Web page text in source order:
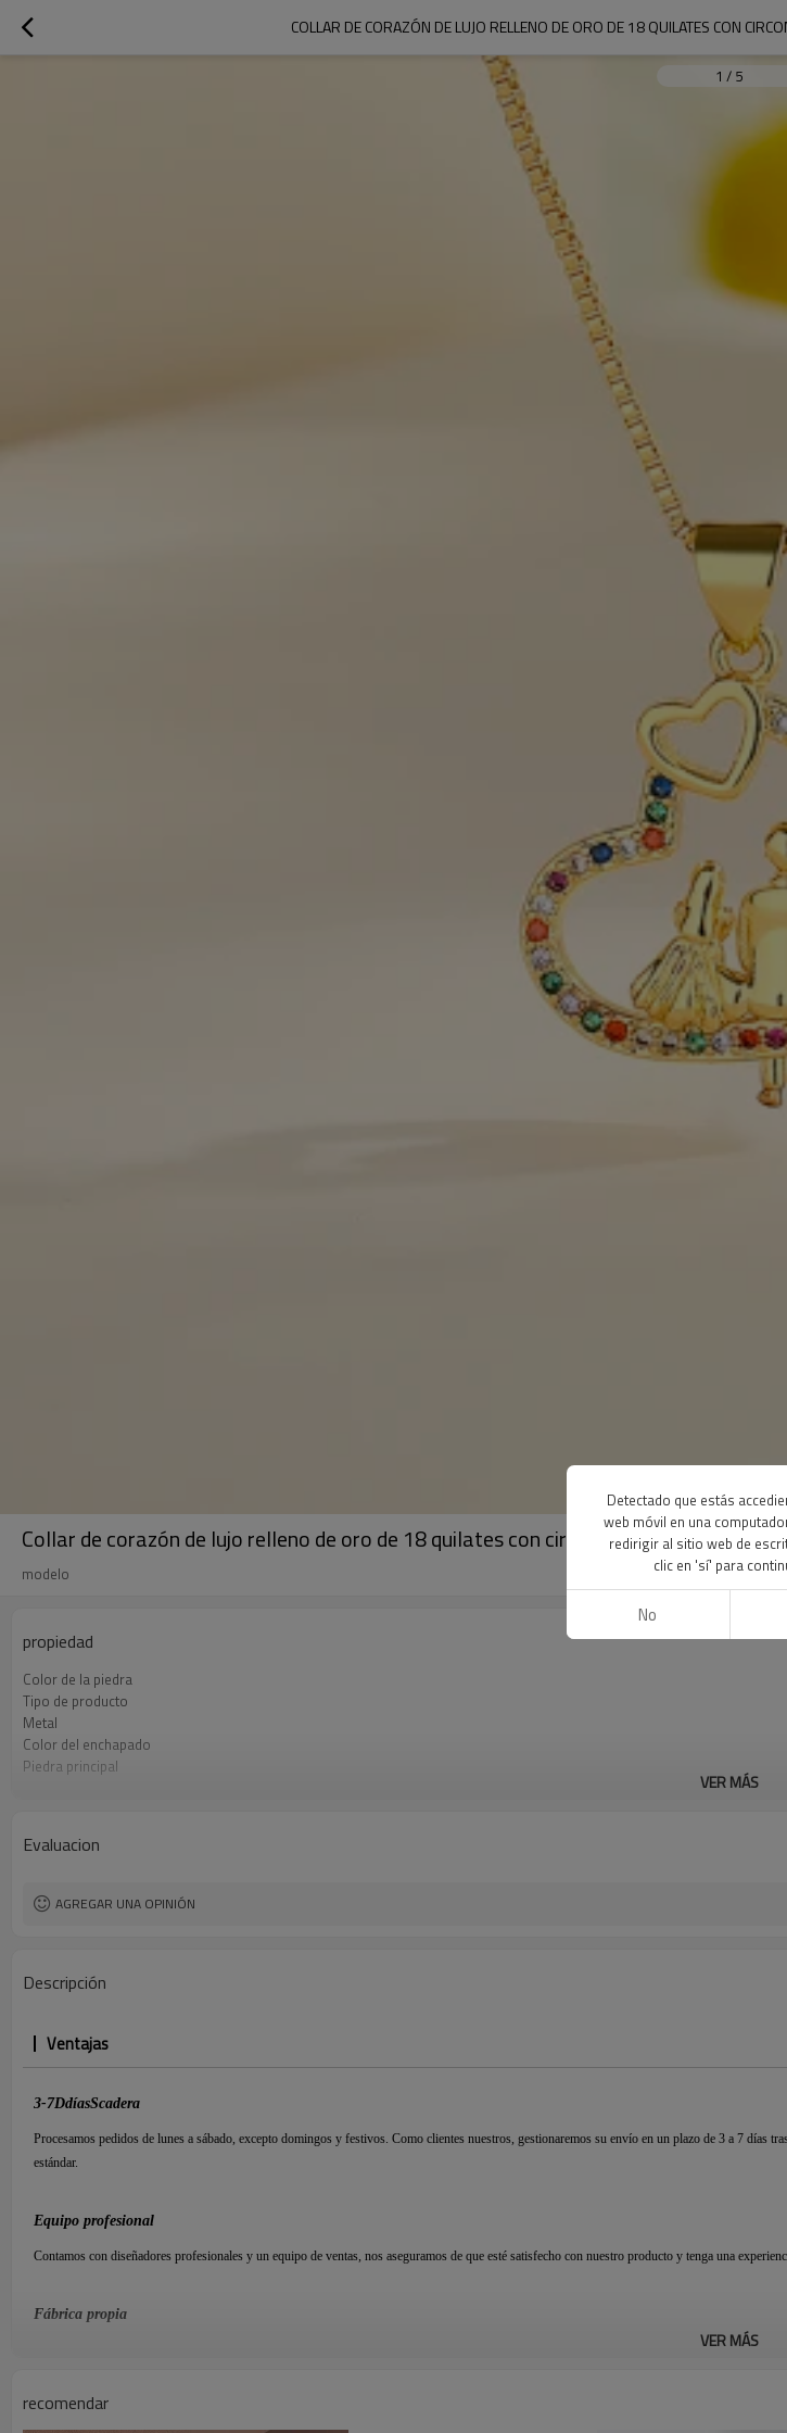
COLLAR DE CORAZÓN DE LUJO RELLENO DE ORO DE 18 QUILATES CON
1 / 5
Collar de corazón de lujo relleno de oro de 18 quilates con circonita cúbica 3A -
modelo
propiedad
Color de la piedra
Tipo de producto
Metal
Color del enchapado
Piedra principal
VER MÁS
Evaluacion
AGREGAR UNA OPINIÓN
Descripción
Ventajas
3-7DdíasScadera
Procesamos pedidos de lunes a sábado, excepto domingos y festivos. Como clientes nuestros, gestionaremos su envío en un plazo de 3 a 7
estándar.
Equipo profesional
Contamos con diseñadores profesionales y un equipo de ventas, nos aseguramos de que esté satisfecho con nuestro producto y tenga una
Fábrica propia
VER MÁS
recomendar
Detectado que estás
web móvil en una
redirigir al sitio web de
clic en 'sí' para
No